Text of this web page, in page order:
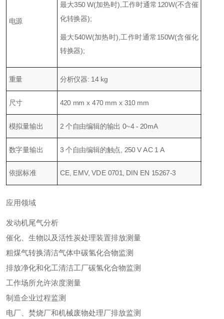
电源
最大350 W(加热时),工作时通常120W(不含催
化转换器);
最大540W(加热时),工作时通常150W(含催化
转换器);
重量 分析仪器: 14 kg
尺寸 420 mm x 470 mm x 310 mm
模拟量输出 2 个自由编辑的输出 0~4 - 20mA
数字量输出 3 个自由编辑的触点, 250 V AC 1 A
依据标准 CE, EMV, VDE 0701, DIN EN 15267-3
应用领域
发动机尾气分析
催化、生物以及活性炭处理装置排放测量
粗煤气转换清洁气体中碳氢化合物监测
排放净化和化工清洁工厂碳氢化合物监测
工作场所允许浓度测量
制造企业过程监测
电厂、焚烧厂和机械废物处理厂排放监测